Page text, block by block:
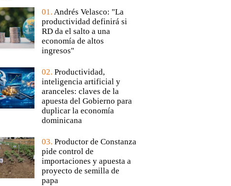
01. Andrés Velasco: "La
productividad definirá si
RD da el salto a una
economía de altos
ingresos"
02. Productividad,
inteligencia artificial y
aranceles: claves de la
apuesta del Gobierno para
duplicar la economía
dominicana
03. Productor de Constanza
pide control de
importaciones y apuesta a
proyecto de semilla de
papa